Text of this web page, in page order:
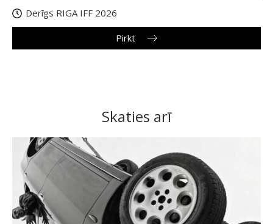
Derīgs RIGA IFF 2026
Pirkt
Skaties arī